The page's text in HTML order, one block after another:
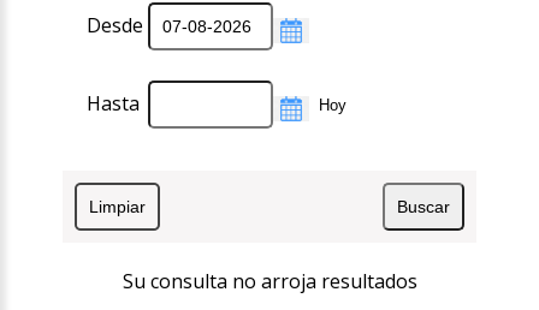
Desde
Hasta
Su consulta no arroja resultados